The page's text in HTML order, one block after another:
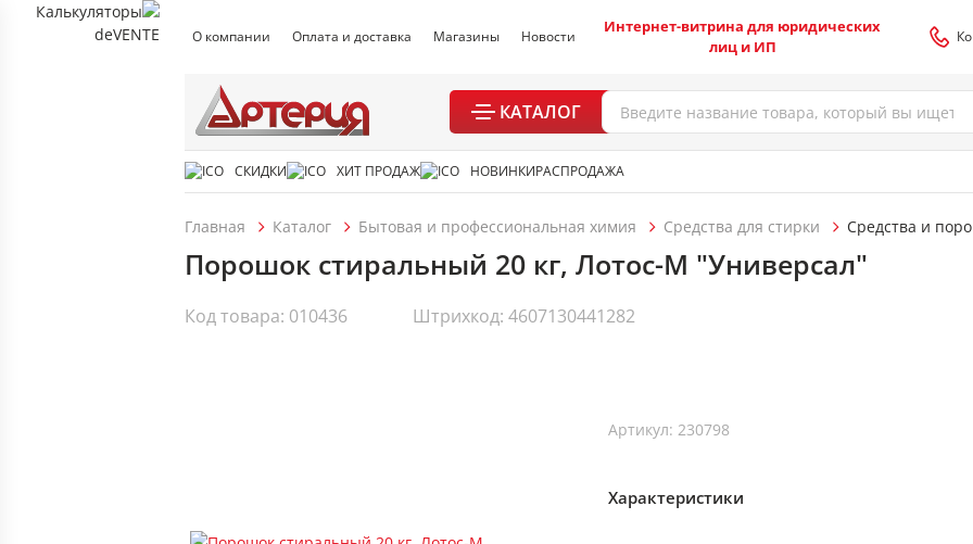
О компании Оплата и доставка Магазины Новости
Интернет-витрина для юридических
лиц и ИП
КАТАЛОГ
СКИДКИ ХИТ ПРОДАЖ НОВИНКИРАСПРОДАЖА
Главная Каталог Бытовая и профессиональная химия Средства для стирки Средства и
Порошок стиральный 20 кг, Лотос-М "Универсал"
Код товара: 010436 Штрихкод: 4607130441282
Артикул: 230798
Характеристики